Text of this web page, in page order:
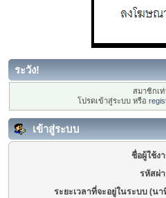
ระวัง!
สมาชิกเ
โปรดเข้าสู่ระบบ หรือ
เข้าสู่ระบบ
ชื่อผู้ใช้ง
รหัสผ่
ระยะเวลาที่จะอยู่ในระบบ (นา